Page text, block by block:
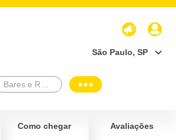
São Paulo, SP
Como chegar Avaliações